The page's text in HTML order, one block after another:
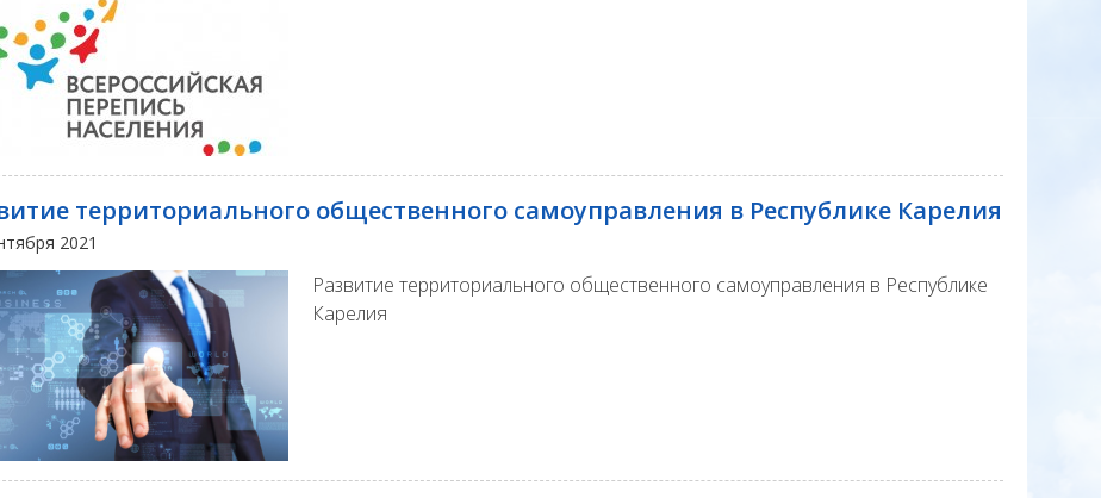
территориального общественного самоуправления в Республике Карелия
2021
Развитие территориального общественного самоуправления в Республике
Карелия